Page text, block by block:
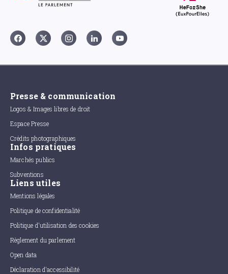
Presse & communication
Logos & Images libres de droit
Espace Presse
Crédits photographiques
Infos pratiques
Marchés publics
Subventions
Liens utiles
Mentions légales
Politique de confidentialité
Politique d'utilisation des cookies
Règlement du parlement
Open data
Déclaration d'accessibilité